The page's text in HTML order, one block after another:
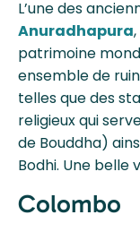
L’une des
Anuradhapura
patrimoine
ensemble de
telles que des
religieux qui
de Bouddha)
Bodhi. Une belle
Colombo